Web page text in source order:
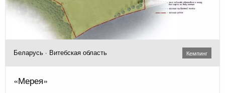
Беларусь · Витебская область Кемпинг
«Мерея»